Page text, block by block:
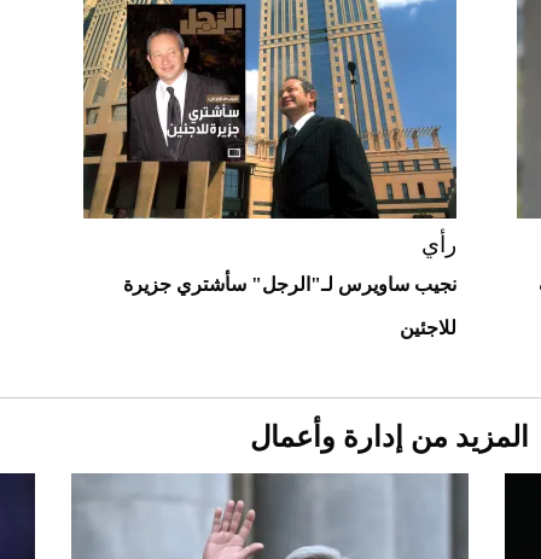
أغلى 10 عطور في العالم للرجال تمنحك فخامة
استثنائية
"بوجاتي ميسترال" الاستثنائية للبيع في
مزاد مونتيري
2026-07-23
رأي
نجيب ساويرس لـ"الرجل" سأشتري جزيرة
للاجئين
المزيد من إدارة وأعمال